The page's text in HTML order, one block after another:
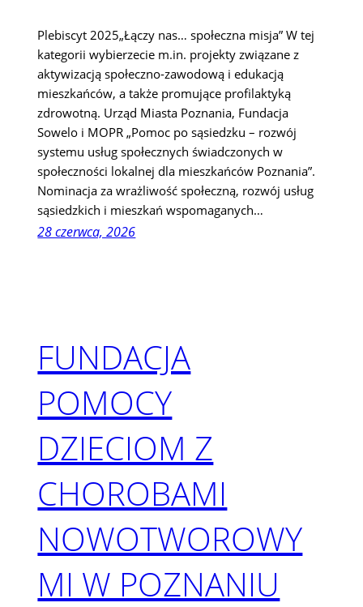
Plebiscyt 2025„Łączy nas… społeczna misja” W tej
kategorii wybierzecie m.in. projekty związane z
aktywizacją społeczno-zawodową i edukacją
mieszkańców, a także promujące profilaktyką
zdrowotną. Urząd Miasta Poznania, Fundacja
Sowelo i MOPR „Pomoc po sąsiedzku – rozwój
systemu usług społecznych świadczonych w
społeczności lokalnej dla mieszkańców Poznania”.
Nominacja za wrażliwość społeczną, rozwój usług
sąsiedzkich i mieszkań wspomaganych…
28 czerwca, 2026
FUNDACJA
POMOCY
DZIECIOM Z
CHOROBAMI
NOWOTWOROWY
MI W POZNANIU